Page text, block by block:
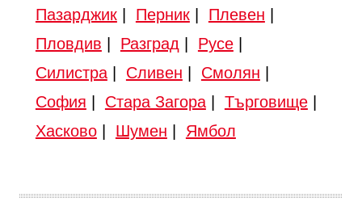
Пазарджик| Перник| Плевен
Пловдив
Разград Русе|
Силистра| Сливен Смолян
София
Стара Загора| Търговище|
Хасково| Шумен Ямбол